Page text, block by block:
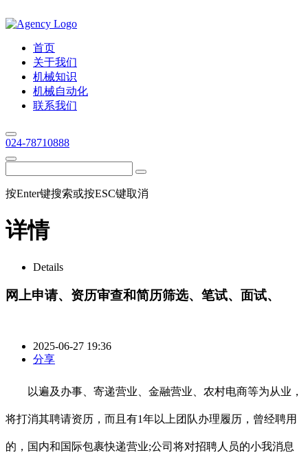
首页
关于我们
机械知识
机械自动化
联系我们
024-78710888
按Enter键搜索或按ESC键取消
详情
Details
网上申请、资历审查和简历筛选、笔试、面试、
2025-06-27 19:36
分享
以遍及办事、寄递营业、金融营业、农村电商等为从业，
将打消其聘请资历，而且有1年以上团队办理履历，曾经聘用
的，国内和国际包裹快递营业;公司将对招聘人员的小我消息